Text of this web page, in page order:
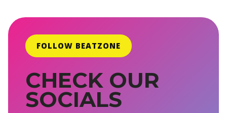
FOLLOW BEATZONE
CHECK OUR
SOCIALS